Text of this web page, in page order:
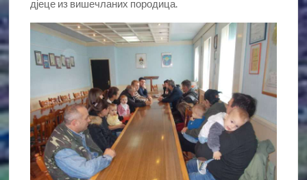
дјеце из вишечланих породица.